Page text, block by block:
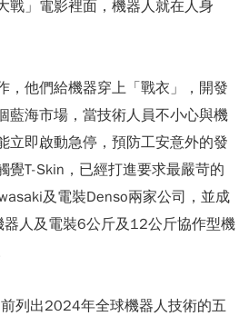
戰」電影裡面，機器人就在人身
，他們給機器穿上「戰衣」，開發
藍海市場，當技術人員不小心與機
立即啟動急停，預防工安意外的發
覺T-Skin，已經打進要求最嚴苛的
及電裝Denso兩家公司，並成
人及電裝6公斤及12公斤協作型機
列出2024年全球機器人技術的五